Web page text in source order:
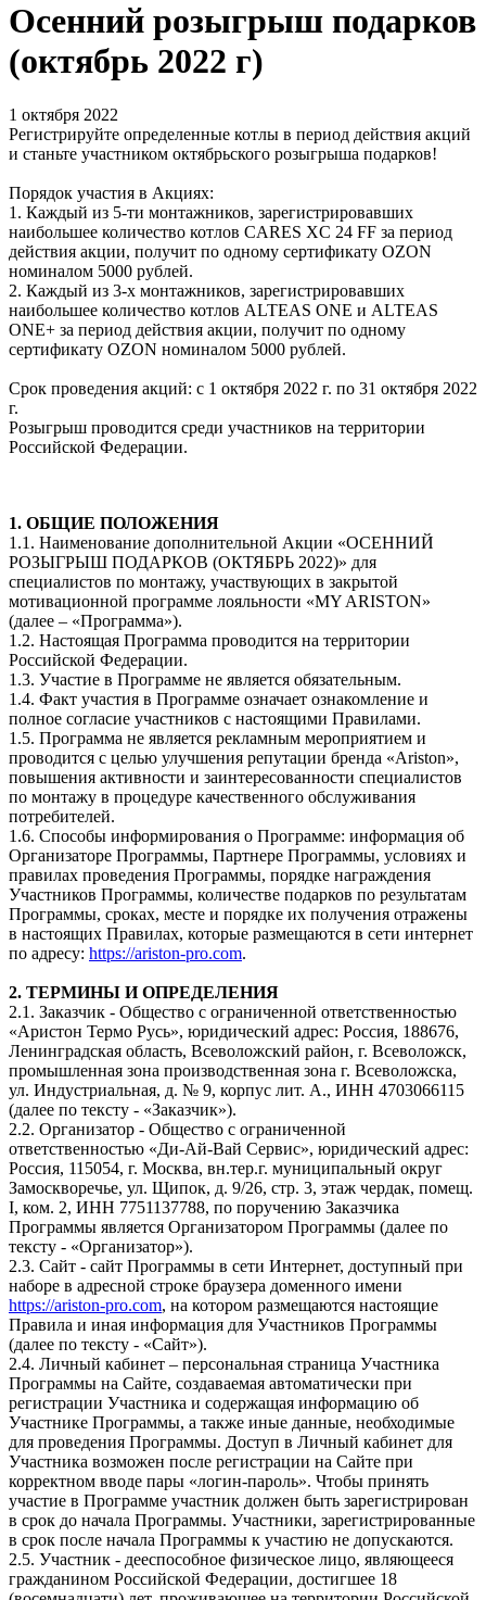
Осенний розыгрыш подарков
(октябрь 2022 г)
1 октября 2022
Регистрируйте определенные котлы в период действия акций
и станьте участником октябрьского розыгрыша подарков!
Порядок участия в Акциях:
1. Каждый из 5-ти монтажников, зарегистрировавших
наибольшее количество котлов CARES XC 24 FF за период
действия акции, получит по одному сертификату OZON
номиналом 5000 рублей.
2. Каждый из 3-х монтажников, зарегистрировавших
наибольшее количество котлов ALTEAS ONE и ALTEAS
ONE+ за период действия акции, получит по одному
сертификату OZON номиналом 5000 рублей.
Срок проведения акций: с 1 октября 2022 г. по 31 октября 2022
г.
Розыгрыш проводится среди участников на территории
Российской Федерации.
1. ОБЩИЕ ПОЛОЖЕНИЯ
1.1. Наименование дополнительной Акции «ОСЕННИЙ
РОЗЫГРЫШ ПОДАРКОВ (ОКТЯБРЬ 2022)» для
специалистов по монтажу, участвующих в закрытой
мотивационной программе лояльности «MY ARISTON»
(далее – «Программа»).
1.2. Настоящая Программа проводится на территории
Российской Федерации.
1.3. Участие в Программе не является обязательным.
1.4. Факт участия в Программе означает ознакомление и
полное согласие участников с настоящими Правилами.
1.5. Программа не является рекламным мероприятием и
проводится с целью улучшения репутации бренда «Ariston»,
повышения активности и заинтересованности специалистов
по монтажу в процедуре качественного обслуживания
потребителей.
1.6. Способы информирования о Программе: информация об
Организаторе Программы, Партнере Программы, условиях и
правилах проведения Программы, порядке награждения
Участников Программы, количестве подарков по результатам
Программы, сроках, месте и порядке их получения отражены
в настоящих Правилах, которые размещаются в сети интернет
по адресу: https://ariston-pro.com.
2. ТЕРМИНЫ И ОПРЕДЕЛЕНИЯ
2.1. Заказчик - Общество с ограниченной ответственностью
«Аристон Термо Русь», юридический адрес: Россия, 188676,
Ленинградская область, Всеволожский район, г. Всеволожск,
промышленная зона производственная зона г. Всеволожска,
ул. Индустриальная, д. № 9, корпус лит. А., ИНН 4703066115
(далее по тексту - «Заказчик»).
2.2. Организатор - Общество с ограниченной
ответственностью «Ди-Ай-Вай Сервис», юридический адрес:
Россия, 115054, г. Москва, вн.тер.г. муниципальный округ
Замоскворечье, ул. Щипок, д. 9/26, стр. 3, этаж чердак, помещ.
I, ком. 2, ИНН 7751137788, по поручению Заказчика
Программы является Организатором Программы (далее по
тексту - «Организатор»).
2.3. Сайт - сайт Программы в сети Интернет, доступный при
наборе в адресной строке браузера доменного имени
https://ariston-pro.com, на котором размещаются настоящие
Правила и иная информация для Участников Программы
(далее по тексту - «Сайт»).
2.4. Личный кабинет – персональная страница Участника
Программы на Сайте, создаваемая автоматически при
регистрации Участника и содержащая информацию об
Участнике Программы, а также иные данные, необходимые
для проведения Программы. Доступ в Личный кабинет для
Участника возможен после регистрации на Сайте при
корректном вводе пары «логин-пароль». Чтобы принять
участие в Программе участник должен быть зарегистрирован
в срок до начала Программы. Участники, зарегистрированные
в срок после начала Программы к участию не допускаются.
2.5. Участник - дееспособное физическое лицо, являющееся
гражданином Российской Федерации, достигшее 18